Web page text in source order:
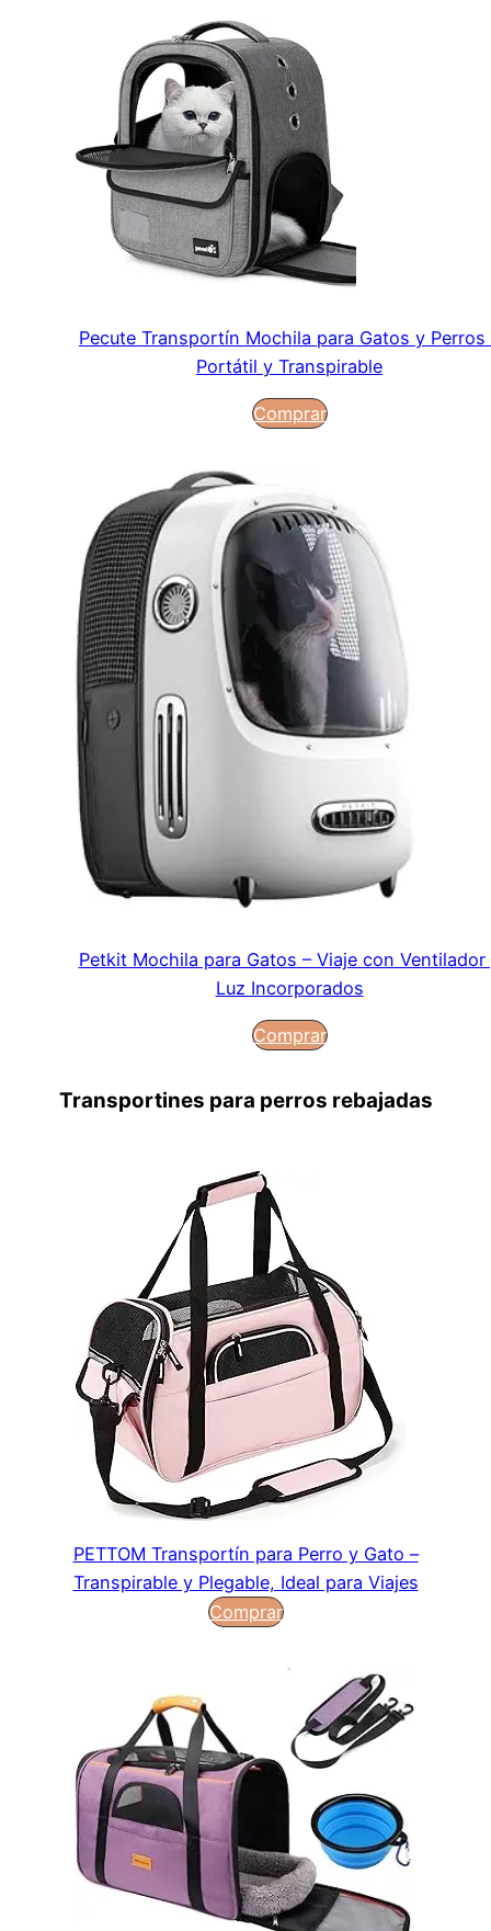
Pecute Transportín Mochila para Gatos y Perros
Portátil y Transpirable
Comprar
Petkit Mochila para Gatos – Viaje con Ventilador
Luz Incorporados
Comprar
Transportines para perros rebajadas
PETTOM Transportín para Perro y Gato –
Transpirable y Plegable, Ideal para Viajes
Comprar